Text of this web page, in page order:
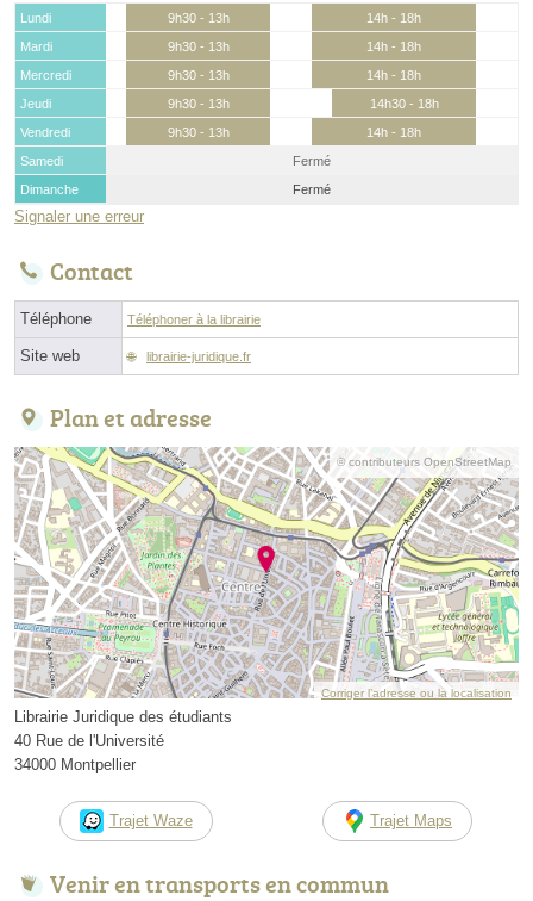
Lundi 9h30 - 13h
14h - 18h
Mardi
9h30 - 13h
14h - 18h
Mercredi
9h30 - 13h
14h - 18h
Jeudi
9h30 - 13h
14h30 - 18h
Vendredi
9h30 - 13h
14h - 18h
Samedi
Fermé
Dimanche
Fermé
Signaler une erreur
Contact
Téléphone Téléphoner à la librairie
Site web librairie-juridique.fr
Plan et adresse
© contributeurs OpenStreetMap
Corriger l’adresse ou la localisation
Librairie Juridique des étudiants
40 Rue de l'Université
34000 Montpellier
Trajet Waze Trajet Maps
Venir en transports en commun